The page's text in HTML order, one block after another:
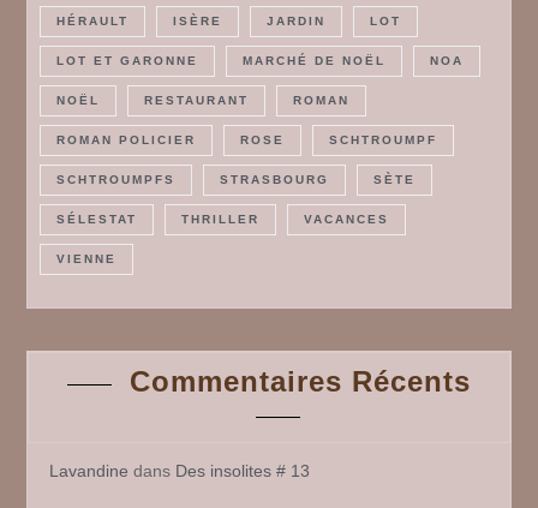
HÉRAULT ISÈRE JARDIN LOT
LOT ET GARONNE MARCHÉ DE NOËL NOA
NOËL RESTAURANT ROMAN
ROMAN POLICIER ROSE SCHTROUMPF
SCHTROUMPFS STRASBOURG SÈTE
SÉLESTAT THRILLER VACANCES
VIENNE
Commentaires Récents
Lavandine dans Des insolites # 13